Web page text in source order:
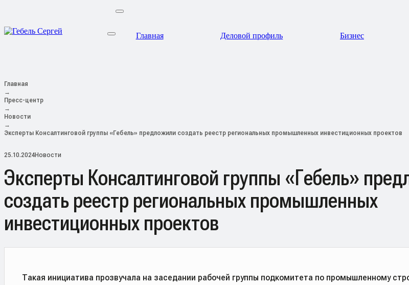
Главная Деловой профиль Бизнес
Главная
→
Пресс-центр
→
Новости
→
Эксперты Консалтинговой группы «Гебель» предложили создать реестр региональных промышленных инвестиционных проектов
25.10.2024Новости
Эксперты Консалтинговой группы «Гебель»
создать реестр региональных промышленных
инвестиционных проектов
Такая инициатива прозвучала на заседании рабочей группы подкомитета по промышленному